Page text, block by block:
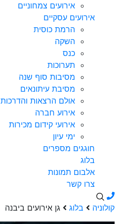
אירועים צמחוניים
אירועים עסקיים
הרמת כוסית
השקה
כנס
תערוכות
מסיבות סוף שנה
מסיבת עיתונאים
אולם הרצאות והדרכות
אירוע חברה
אירועי קידום מכירות
ימי עיון
חוגגים מספרים
בלוג
אלבום תמונות
צרו קשר
קולוניה בלוג גן אירועים ביבנה